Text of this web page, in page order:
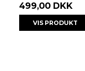
499,00 DKK
VIS PRODUKT